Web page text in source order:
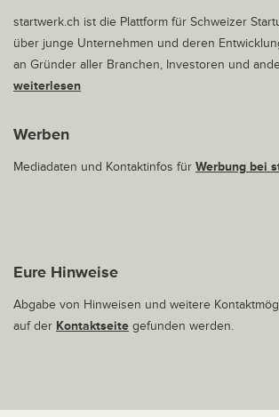
startwerk.ch ist die Plattform für Schweizer
über junge Unternehmen und deren
an Gründer aller Branchen, Investoren und
weiterlesen
Werben
Mediadaten und Kontaktinfos für Werbung bei
Eure Hinweise
Abgabe von Hinweisen und weitere
auf der Kontaktseite gefunden werden.